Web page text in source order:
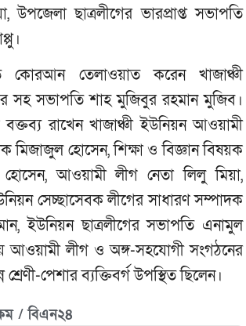
উপজেলা ছাত্রলীগের ভারপ্রাপ্ত সভাপতি
কোরআন তেলাওয়াত করেন খাজাঞ্চী
সহ সভাপতি শাহ মুজিবুর রহমান মুজিব।
বক্তব্য রাখেন খাজাঞ্চী ইউনিয়ন আওয়ামী
মিজাজুল হোসেন, শিক্ষা ও বিজ্ঞান বিষয়ক
আওয়ামী লীগ নেতা লিলু মিয়া,
সেচ্ছাসেবক লীগের সাধারণ সম্পাদক
ইউনিয়ন ছাত্রলীগের সভাপতি এনামুল
লীগ ও অঙ্গ-সহযোগী সংগঠনের
শ্রেণী-পেশার ব্যক্তিবর্গ উপস্থিত ছিলেন।
/ বিএন২৪